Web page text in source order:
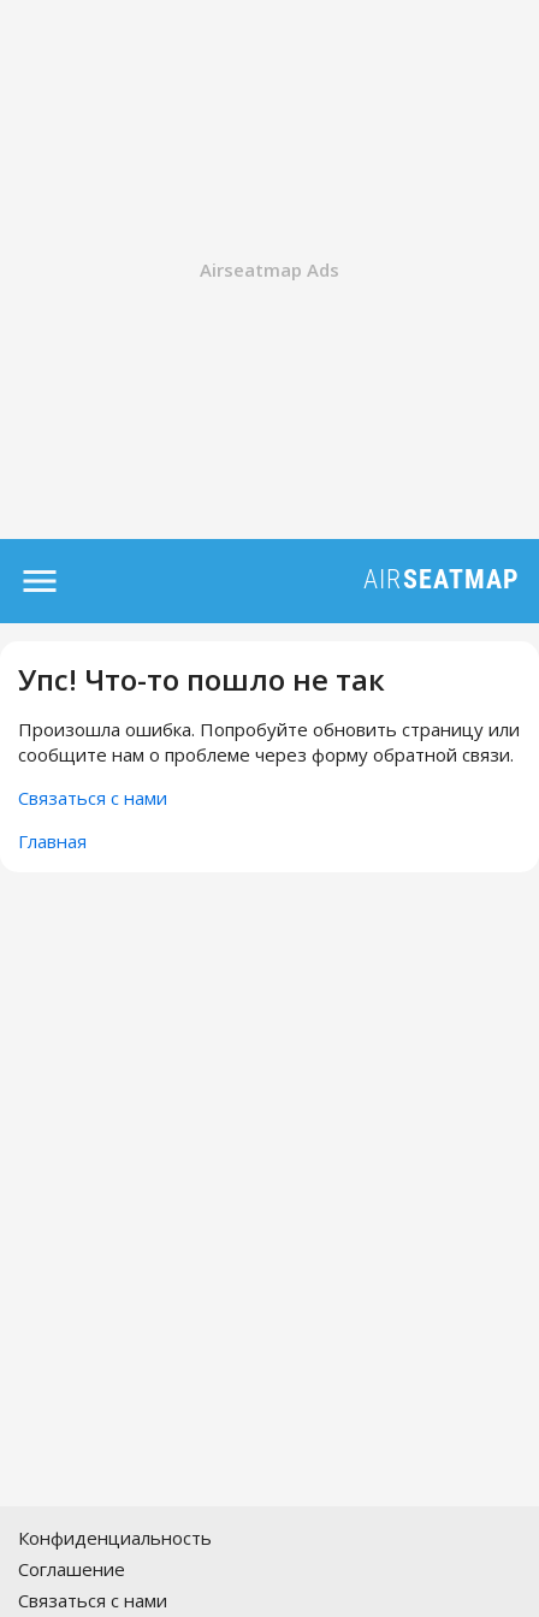
Упс! Что-то пошло не так
Произошла ошибка. Попробуйте обновить страницу или
сообщите нам о проблеме через форму обратной связи.
Связаться с нами
Главная
Конфиденциальность
Соглашение
Связаться с нами